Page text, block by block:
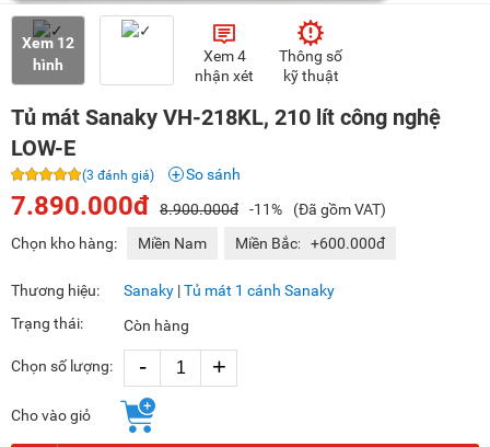
Xem 12
hình
Xem 4
nhận xét
Thông số
kỹ thuật
Tủ mát Sanaky VH-218KL, 210 lít công nghệ
LOW-E
(3 đánh giá) So sánh
7.890.000đ 8.900.000đ -11%
(Đã gồm VAT)
Chọn kho hàng:
Miền Nam Miền Bắc: +600.000đ
Thương hiệu: Sanaky |Tủ mát 1 cánh Sanaky
Trạng thái:
Còn hàng
Chọn số lượng: - +
Cho vào giỏ